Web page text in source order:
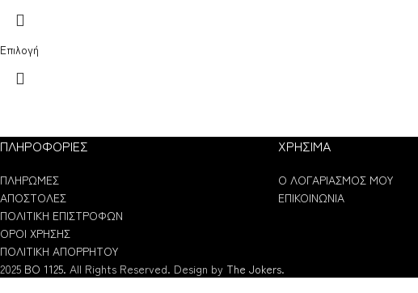
Επιλογή
ΠΛΗΡΟΦΟΡΙΕΣ
ΠΛΗΡΩΜΕΣ
ΑΠΟΣΤΟΛΕΣ
ΠΟΛΙΤΙΚΗ ΕΠΙΣΤΡΟΦΩΝ
ΟΡΟΙ ΧΡΗΣΗΣ
ΠΟΛΙΤΙΚΗ ΑΠΟΡΡΗΤΟΥ
ΧΡΗΣΙΜΑ
Ο ΛΟΓΑΡΙΑΣΜΟΣ ΜΟΥ
ΕΠΙΚΟΙΝΩΝΙΑ
2025 BO 1125. All Rights Reserved. Design by The Jokers.